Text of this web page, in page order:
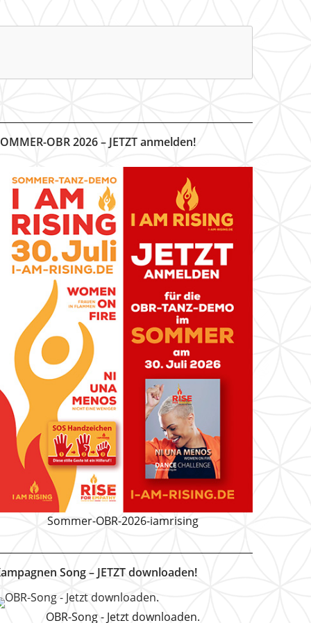
OBR 2026 – JETZT anmelden!
Sommer-OBR-2026-iamrising
Song – JETZT downloaden!
OBR-Song - Jetzt downloaden.